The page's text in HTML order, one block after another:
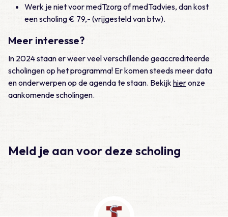
Werk je niet voor medTzorg of medTadvies, dan kost
een scholing € 79,- (vrijgesteld van btw).
Meer interesse?
In 2024 staan er weer veel verschillende geaccrediteerde
scholingen op het programma! Er komen steeds meer data
en onderwerpen op de agenda te staan. Bekijkhieronze
aankomende scholingen.
Meld je aan voor deze scholing